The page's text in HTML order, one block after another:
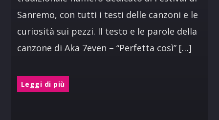
Sanremo, con tutti i testi delle canzoni e le
curiosità sui pezzi. Il testo e le parole della
canzone di Aka 7even – “Perfetta così” […]
Leggi di più